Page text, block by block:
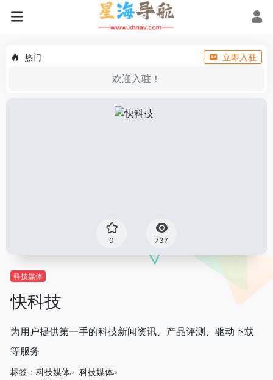
热门 立即入驻
欢迎入驻！
0 737
科技媒体
快科技
为用户提供第一手的科技新闻资讯、产品评测、驱动下载
等服务
标签： 科技媒体
科技媒体